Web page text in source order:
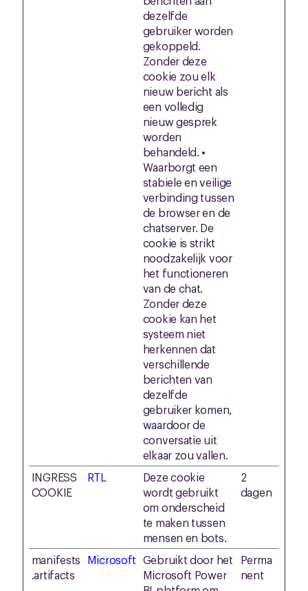
dezelfde
gebruiker worden
gekoppeld.
Zonder deze
cookie zou elk
nieuw bericht als
een volledig
nieuw gesprek
worden
behandeld. •
Waarborgt een
stabiele en veilige
verbinding tussen
de browser en de
chatserver. De
cookie is strikt
noodzakelijk voor
het functioneren
van de chat.
Zonder deze
cookie kan het
systeem niet
herkennen dat
verschillende
berichten van
dezelfde
gebruiker komen,
waardoor de
conversatie uit
elkaar zou vallen.
INGRESS
COOKIE
RTL
Deze cookie
wordt gebruikt
om onderscheid
te maken tussen
mensen en bots.
2
dagen
manifests
.artifacts
Microsoft Gebruikt door het
Microsoft Power
Perma
nent